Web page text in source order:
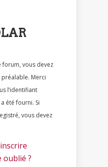
Merci
l’identifiant
vous devez
oublié ?